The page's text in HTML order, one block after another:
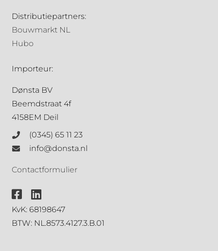
Distributiepartners:
Bouwmarkt NL
Hubo
Importeur:
Dønsta BV
Beemdstraat 4f
4158EM Deil
(0345) 65 11 23
info@donsta.nl
Contactformulier
KvK: 68198647
BTW: NL.8573.4127.3.B.01